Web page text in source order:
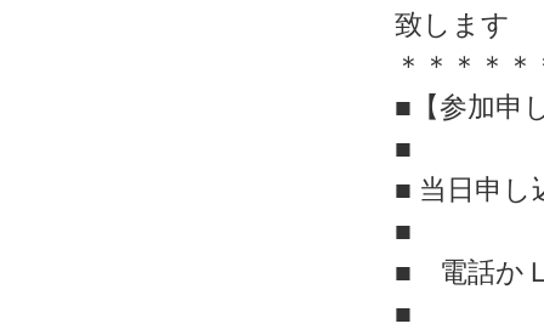
致します
＊＊＊＊
■【参加申
■
■ 当日申し
■
■ 電話か
■